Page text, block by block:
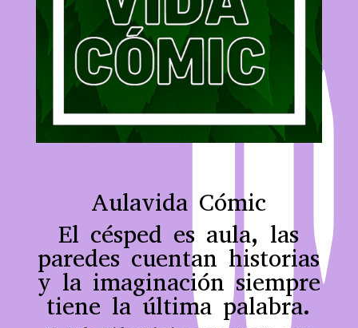
Aulavida Cómic
El césped es aula, las
paredes cuentan historias
y la imaginación siempre
tiene la última palabra.